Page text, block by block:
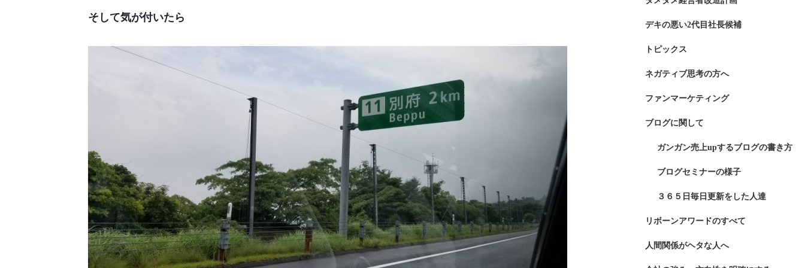
そして気が付いたら
デキの悪い2代目社長候補
トピックス
ネガティブ思考の方へ
ファンマーケティング
ブログに関して
ガンガン売上upするブログの書き方
ブログセミナーの様子
３６５日毎日更新をした人達
リボーンアワードのすべて
人間関係がヘタな人へ